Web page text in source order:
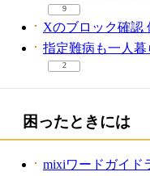
9
Xのブロック確認
指定難病も一人
2
困ったときには
mixiワードガイド